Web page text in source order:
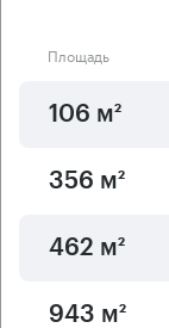
Площадь
106 м²
356 м²
462 м²
943 м²